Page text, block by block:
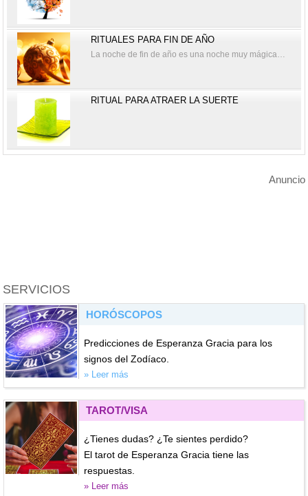
RITUALES PARA FIN DE AÑO
La noche de fin de año es una noche muy mágica…
RITUAL PARA ATRAER LA SUERTE
Anuncio
SERVICIOS
HORÓSCOPOS
Predicciones de Esperanza Gracia para los
signos del Zodíaco.
» Leer más
TAROT/VISA
¿Tienes dudas? ¿Te sientes perdido?
El tarot de Esperanza Gracia tiene las
respuestas.
» Leer más